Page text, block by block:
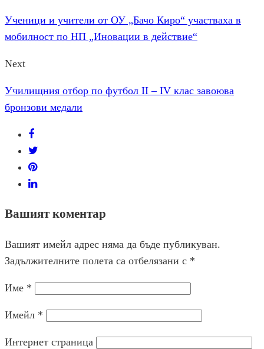
Ученици и учители от ОУ „Бачо Киро“ участваха в
мобилност по НП „Иновации в действие“
Next
Училищния отбор по футбол ІІ – ІV клас завоюва
бронзови медали
Вашият коментар
Вашият имейл адрес няма да бъде публикуван.
Задължителните полета са отбелязани с *
Име *
Имейл *
Интернет страница